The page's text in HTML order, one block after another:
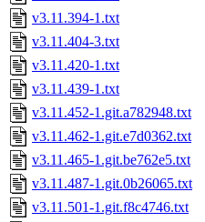
v3.11.394-1.txt
v3.11.404-3.txt
v3.11.420-1.txt
v3.11.439-1.txt
v3.11.452-1.git.a782948.txt
v3.11.462-1.git.e7d0362.txt
v3.11.465-1.git.be762e5.txt
v3.11.487-1.git.0b26065.txt
v3.11.501-1.git.f8c4746.txt